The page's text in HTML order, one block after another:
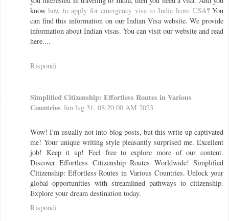
knowhow to apply for emergency visa to India from USA? You
can find this information on our Indian Visa website. We provide
information about Indian visas. You can visit our website and read
here....
Rispondi
Simplified Citizenship: Effortless Routes in Various
Countries lun lug 31, 08:20:00 AM 2023
Wow! I'm usually not into blog posts, but this write-up captivated
me! Your unique writing style pleasantly surprised me. Excellent
job! Keep it up! Feel free to explore more of our content.
Discover Effortless Citizenship Routes Worldwide! Simplified
Citizenship: Effortless Routes in Various Countries. Unlock your
global opportunities with streamlined pathways to citizenship.
Explore your dream destination today.
Rispondi